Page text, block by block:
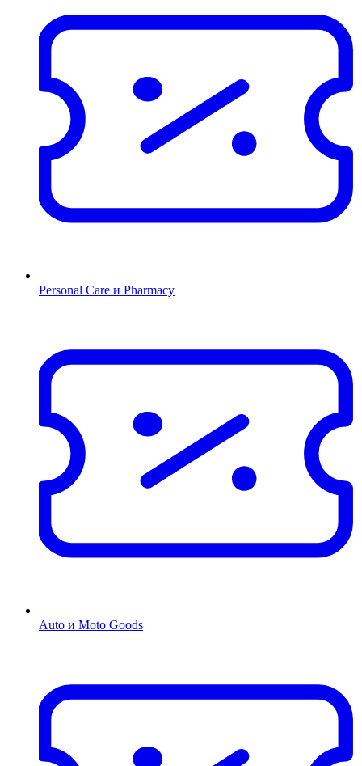
Personal Care и Pharmacy
Auto и Moto Goods